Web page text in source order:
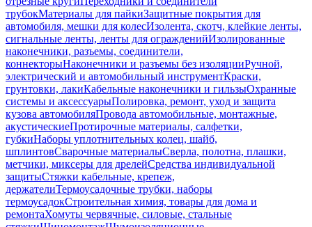
трубокМатериалы для пайкиЗащитные покрытия для
автомобиля, мешки для колесИзолента, скотч, клейкие ленты,
сигнальные ленты, ленты для огражденийИзолированные
наконечники, разъемы, соединители,
коннекторыНаконечники и разъемы без изоляцииРучной,
электрический и автомобильный инструментКраски,
грунтовки, лакиКабельные наконечники и гильзыОхранные
системы и аксессуарыПолировка, ремонт, уход и защита
кузова автомобиляПровода автомобильные, монтажные,
акустическиеПротирочные материалы, салфетки,
губкиНаборы уплотнительных колец, шайб,
шплинтовСварочные материалыСверла, полотна, плашки,
метчики, миксеры для дрелейСредства индивидуальной
защитыСтяжки кабельные, крепеж,
держателиТермоусадочные трубки, наборы
термоусадокСтроительная химия, товары для дома и
ремонтаХомуты червячные, силовые, стальные